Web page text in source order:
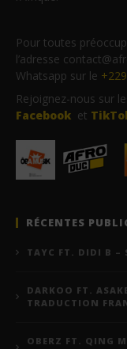
Pour toutes
l’adresse
Whatsapp sur le
Rejoignez-nous sur
Facebook et
RÉCENTES
TAYC FT. DIDI B –
DARKOO FT.
TRADUCTION
OBERZ FT. QING